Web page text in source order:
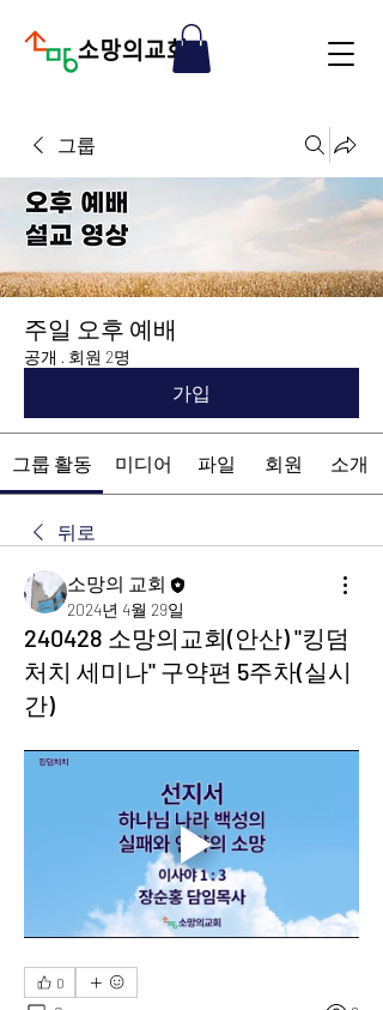
그룹
주일 오후 예배
공개 · 회원 2명
가입
그룹 활동 미디어 파일 회원 소개
뒤로
소망의 교회
2024년 4월 29일
240428 소망의교회(안산) "킹덤
처치 세미나" 구약편 5주차(실시
간)
0